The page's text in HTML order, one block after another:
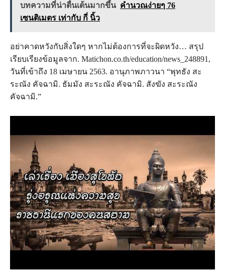
บทความที่น่าตื่นเต้นมากขึ้น คำนวณง่ายๆ 76
เซนติเมตร เท่ากับ กี่ นิ้ว
อย่าคาดหวังกับสิ่งใดๆ หากไม่ต้องการที่จะผิดหวัง… สรุป
เรียบเรียงข้อมูลจาก. Matichon.co.th/education/news_248891,
วันที่เข้าถึง 18 เมษายน 2563. อานุภาพภาวนา “พุทธัง สะ
ระณัง คัจฉามิ. ธัมมัง สะระณัง คัจฉามิ. สังฆัง สะระณัง
คัจฉามิ.”